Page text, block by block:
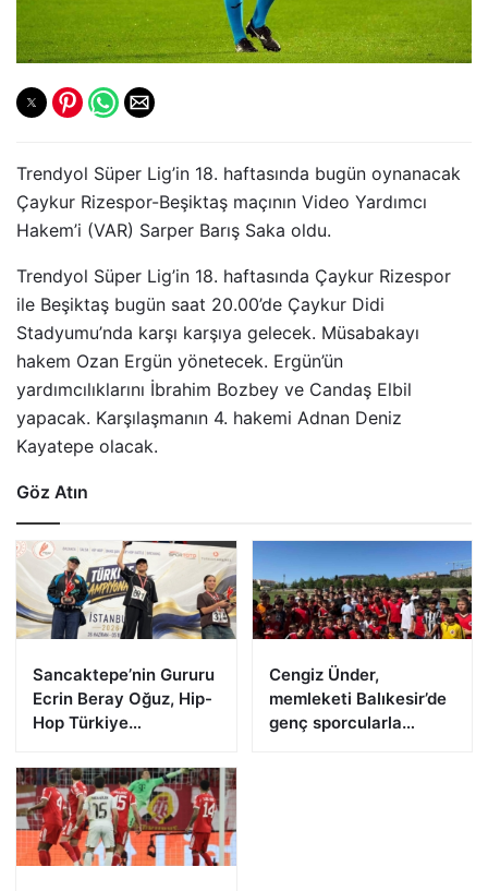
Trendyol Süper Lig’in 18. haftasında bugün oynanacak
Çaykur Rizespor-Beşiktaş maçının Video Yardımcı
Hakem’i (VAR) Sarper Barış Saka oldu.
Trendyol Süper Lig’in 18. haftasında Çaykur Rizespor
ile Beşiktaş bugün saat 20.00’de Çaykur Didi
Stadyumu’nda karşı karşıya gelecek. Müsabakayı
hakem Ozan Ergün yönetecek. Ergün’ün
yardımcılıklarını İbrahim Bozbey ve Candaş Elbil
yapacak. Karşılaşmanın 4. hakemi Adnan Deniz
Kayatepe olacak.
Göz Atın
Sancaktepe’nin Gururu
Ecrin Beray Oğuz, Hip-
Hop Türkiye
Zirveye Çıktı
Cengiz Ünder,
memleketi Balıkesir’de
genç sporcularla